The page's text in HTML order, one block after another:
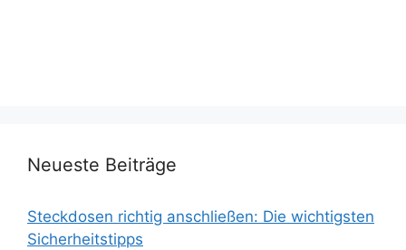
Neueste Beiträge
Steckdosen richtig anschließen: Die wichtigsten
Sicherheitstipps